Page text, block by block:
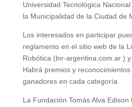
Universidad Tecnológica
la Municipalidad de la Ciudad de
Los interesados en participar
reglamento en el sitio web de la
Robótica (lnr-argentina.com.ar )
Habrá premios y
ganadores en cada categoría.
La Fundación Tomás Alva